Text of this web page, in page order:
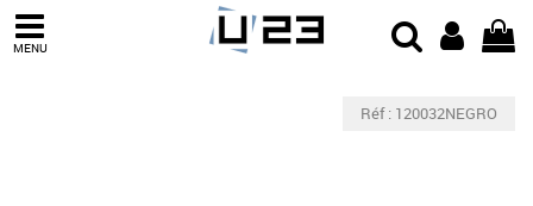
MENU
Réf : 120032NEGRO